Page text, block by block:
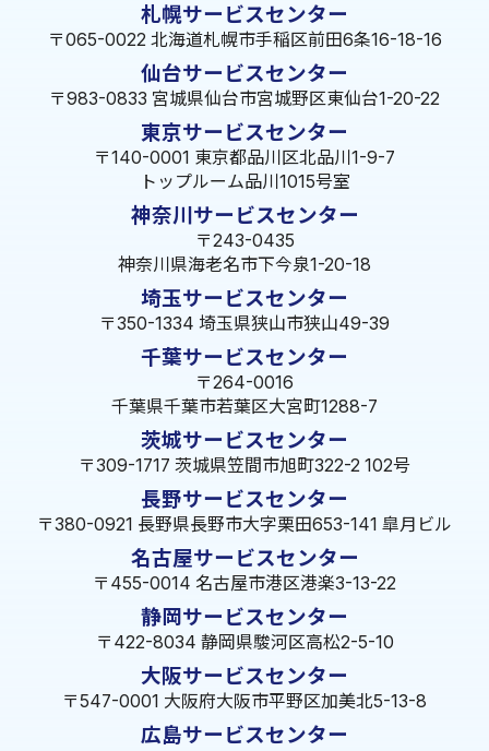
札幌サービスセンター
〒065-0022 北海道札幌市手稲区前田6条16-18-16
仙台サービスセンター
〒983-0833 宮城県仙台市宮城野区東仙台1-20-22
東京サービスセンター
〒140-0001 東京都品川区北品川1-9-7
トップルーム品川1015号室
神奈川サービスセンター
〒243-0435
神奈川県海老名市下今泉1-20-18
埼玉サービスセンター
〒350-1334 埼玉県狭山市狭山49-39
千葉サービスセンター
〒264-0016
千葉県千葉市若葉区大宮町1288-7
茨城サービスセンター
〒309-1717 茨城県笠間市旭町322-2 102号
長野サービスセンター
〒380-0921 長野県長野市大字栗田653-141 皐月ビル
名古屋サービスセンター
〒455-0014 名古屋市港区港楽3-13-22
静岡サービスセンター
〒422-8034 静岡県駿河区高松2-5-10
大阪サービスセンター
〒547-0001 大阪府大阪市平野区加美北5-13-8
広島サービスセンター